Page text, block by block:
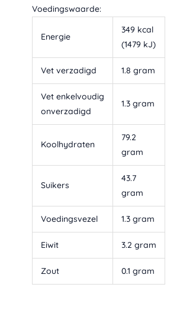
Voedingswaarde:
Energie
349 kcal
(1479 kJ)
Vet verzadigd 1.8 gram
Vet enkelvoudig
onverzadigd
1.3 gram
Koolhydraten
79.2
gram
Suikers
43.7
gram
Voedingsvezel 1.3 gram
Eiwit 3.2 gram
Zout 0.1 gram